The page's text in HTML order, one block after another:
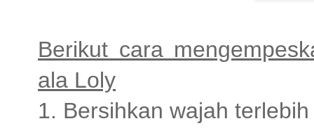
Berikut cara
ala Loly
1. Bersihkan wajah